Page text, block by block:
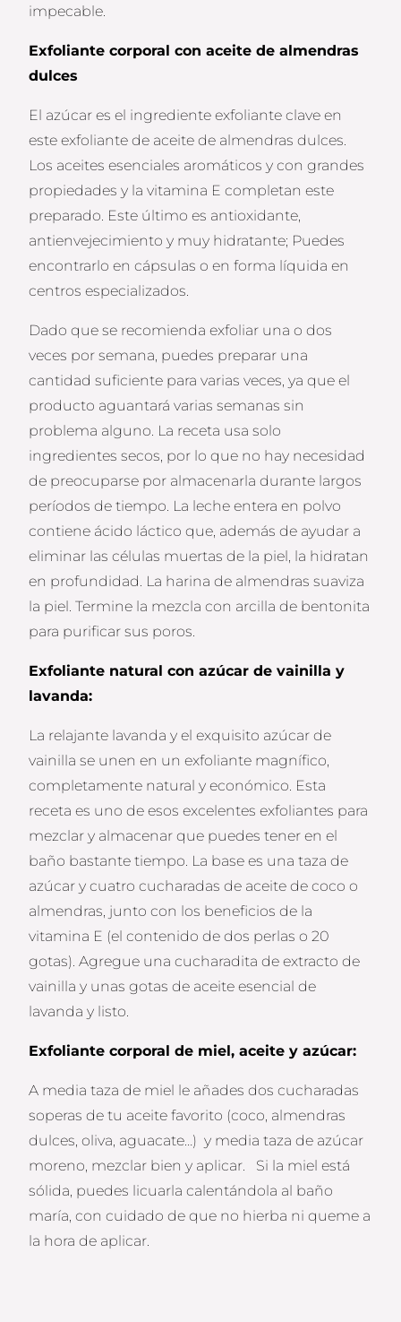
impecable.
Exfoliante corporal con aceite de almendras
dulces
El azúcar es el ingrediente exfoliante clave en
este exfoliante de aceite de almendras dulces.
Los aceites esenciales aromáticos y con grandes
propiedades y la vitamina E completan este
preparado. Este último es antioxidante,
antienvejecimiento y muy hidratante; Puedes
encontrarlo en cápsulas o en forma líquida en
centros especializados.
Dado que se recomienda exfoliar una o dos
veces por semana, puedes preparar una
cantidad suficiente para varias veces, ya que el
producto aguantará varias semanas sin
problema alguno. La receta usa solo
ingredientes secos, por lo que no hay necesidad
de preocuparse por almacenarla durante largos
períodos de tiempo. La leche entera en polvo
contiene ácido láctico que, además de ayudar a
eliminar las células muertas de la piel, la hidratan
en profundidad. La harina de almendras suaviza
la piel. Termine la mezcla con arcilla de bentonita
para purificar sus poros.
Exfoliante natural con azúcar de vainilla y
lavanda:
La relajante lavanda y el exquisito azúcar de
vainilla se unen en un exfoliante magnífico,
completamente natural y económico. Esta
receta es uno de esos excelentes exfoliantes para
mezclar y almacenar que puedes tener en el
baño bastante tiempo. La base es una taza de
azúcar y cuatro cucharadas de aceite de coco o
almendras, junto con los beneficios de la
vitamina E (el contenido de dos perlas o 20
gotas). Agregue una cucharadita de extracto de
vainilla y unas gotas de aceite esencial de
lavanda y listo.
Exfoliante corporal de miel, aceite y azúcar:
A media taza de miel le añades dos cucharadas
soperas de tu aceite favorito (coco, almendras
dulces, oliva, aguacate…) y media taza de azúcar
moreno, mezclar bien y aplicar. Si la miel está
sólida, puedes licuarla calentándola al baño
maría, con cuidado de que no hierba ni queme a
la hora de aplicar.